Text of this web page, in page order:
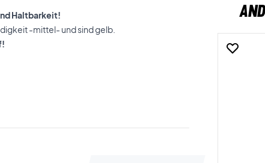
Haltbarkeit!
-mittel- und sind gelb.